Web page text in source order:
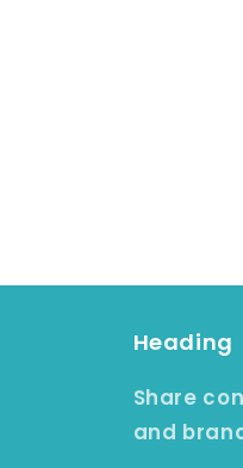
Heading
Share
and